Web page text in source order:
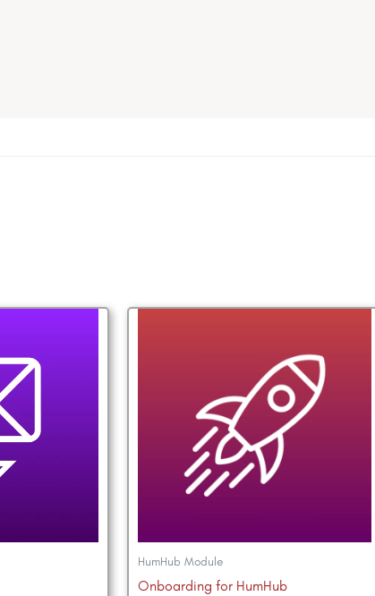
HumHub Module
Onboarding for HumHub